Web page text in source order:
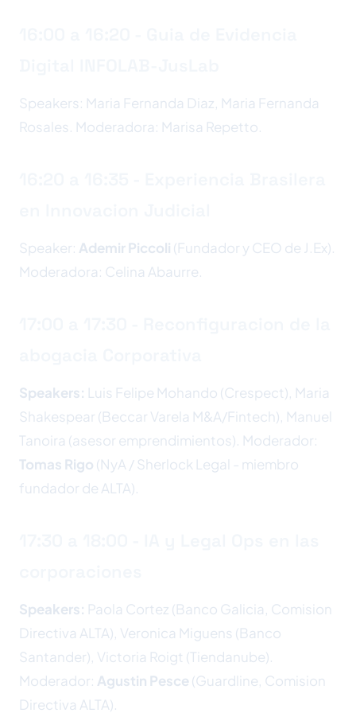
Speakers: Maria Fernanda Diaz, Maria Fernanda
Rosales. Moderadora: Marisa Repetto.
Speaker: Ademir Piccoli (Fundador y CEO de J.Ex).
Moderadora: Celina Abaurre.
Speakers: Luis Felipe Mohando (Crespect), Maria
Shakespear (Beccar Varela M&A/Fintech), Manuel
Tanoira (asesor emprendimientos). Moderador:
Tomas Rigo (NyA / Sherlock Legal - miembro
fundador de ALTA).
Speakers: Paola Cortez (Banco Galicia, Comision
Directiva ALTA), Veronica Miguens (Banco
Santander), Victoria Roigt (Tiendanube).
Moderador: Agustin Pesce (Guardline, Comision
Directiva ALTA).